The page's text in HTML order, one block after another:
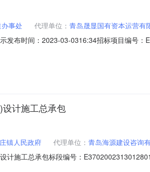
事处 代理单位： 青岛晟显国有资本运营有
发布时间：2023-03-0316:34招标项目编号：
本运营有限公司联系人：林兆吉联系电话：
计施工总承包
镇人民政府 代理单位： 青岛海源建设咨询
计施工总承包标段编号：